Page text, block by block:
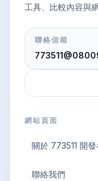
工具、比較內容與
聯絡信箱
網站頁面
關於 773511 開
聯絡我們